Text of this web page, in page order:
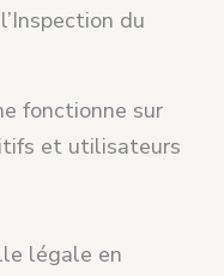
du
fonctionne sur
et utilisateurs
légale en